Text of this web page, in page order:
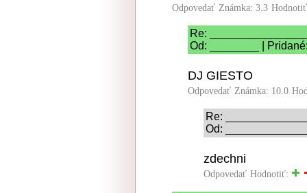
Odpovedať Známka: 3.3
Re:
Od: ________ |
DJ GIESTO
Odpovedať Známka: 10.0
Re:
Od:
zdechni
Odpovedať Hodnotiť: